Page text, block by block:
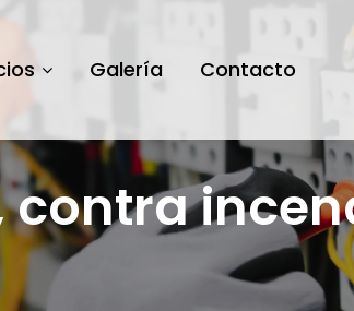
Galería Contacto
contra